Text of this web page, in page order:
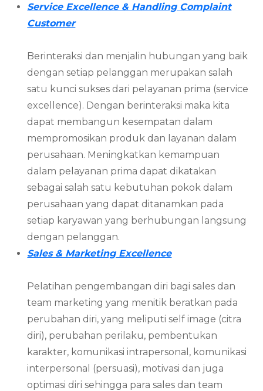
Service Excellence & Handling Complaint
Customer
Berinteraksi dan menjalin hubungan yang baik
dengan setiap pelanggan merupakan salah
satu kunci sukses dari pelayanan prima (service
excellence). Dengan berinteraksi maka kita
dapat membangun kesempatan dalam
mempromosikan produk dan layanan dalam
perusahaan. Meningkatkan kemampuan
dalam pelayanan prima dapat dikatakan
sebagai salah satu kebutuhan pokok dalam
perusahaan yang dapat ditanamkan pada
setiap karyawan yang berhubungan langsung
dengan pelanggan.
Sales & Marketing Excellence
Pelatihan pengembangan diri bagi sales dan
team marketing yang menitik beratkan pada
perubahan diri, yang meliputi self image (citra
diri), perubahan perilaku, pembentukan
karakter, komunikasi intrapersonal, komunikasi
interpersonal (persuasi), motivasi dan juga
optimasi diri sehingga para sales dan team